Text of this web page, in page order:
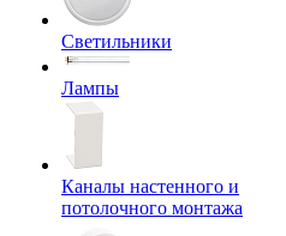
Светильники
Лампы
Каналы настенного и
потолочного монтажа